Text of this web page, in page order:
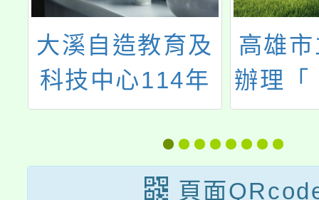
大溪自造教育及
科技中心114年
五月份教師研習
高雄
辦理「
市講
座》烏
頁面